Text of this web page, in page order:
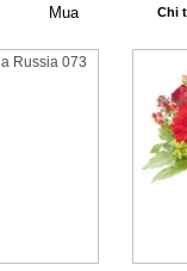
Chi